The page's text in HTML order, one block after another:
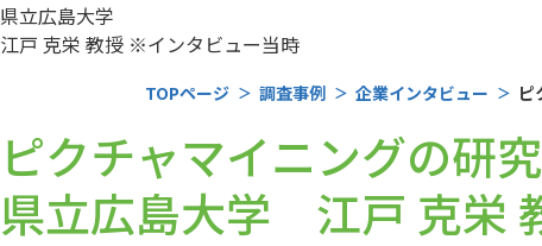
県立広島大学
江戸 克栄 教授 ※インタビュー当時
TOPページ 調査事例 企業インタビュー
ピ
ピクチャマイニングの研
県立広島大学 江戸 克栄